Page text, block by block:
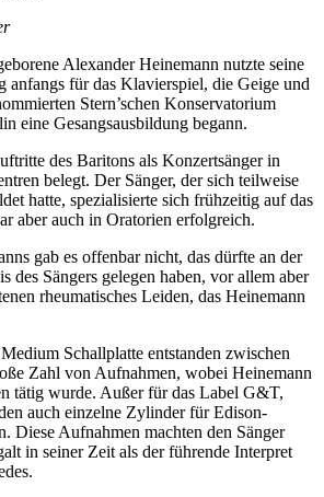
Alexander Heinemann nutzte seine
anfangs für das Klavierspiel, die Geige und
Stern’schen Konservatorium
eine Gesangsausbildung begann.
des Baritons als Konzertsänger in
belegt. Der Sänger, der sich teilweise
hatte, spezialisierte sich frühzeitig auf das
aber auch in Oratorien erfolgreich.
gab es offenbar nicht, das dürfte an der
des Sängers gelegen haben, vor allem aber
rheumatisches Leiden, das Heinemann
Schallplatte entstanden zwischen
Zahl von Aufnahmen, wobei Heinemann
tätig wurde. Außer für das Label G&T,
auch einzelne Zylinder für Edison-
Diese Aufnahmen machten den Sänger
in seiner Zeit als der führende Interpret